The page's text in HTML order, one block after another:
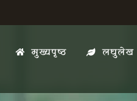
मुख्यपृष्ठ लघुलेख